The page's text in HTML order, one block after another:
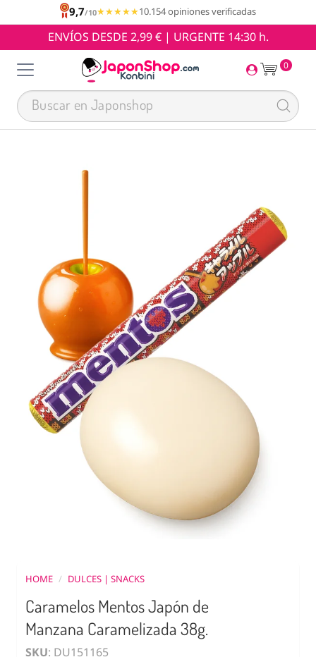
9,7/10★★★★★
★★★★★10.154 opiniones verificadas
ENVÍOS DESDE 2,99 € | URGENTE 14:30 h.
0
HOME / DULCES | SNACKS
Caramelos Mentos Japón de
Manzana Caramelizada 38g.
SKU: DU151165